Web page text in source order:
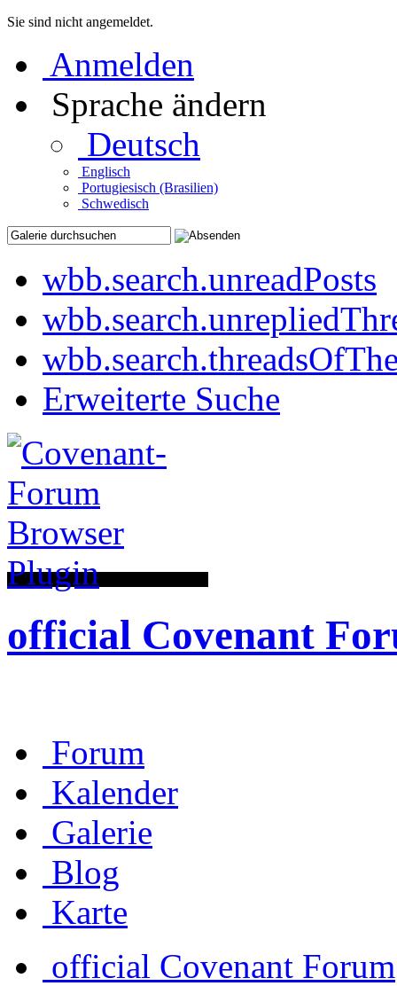
Sie sind nicht angemeldet.
Anmelden
Sprache ändern
Deutsch
Englisch
Portugiesisch (Brasilien)
Schwedisch
wbb.search.unreadPosts
Erweiterte Suche
official Covenant
Forum
Kalender
Galerie
Blog
Karte
official Covenant Forum